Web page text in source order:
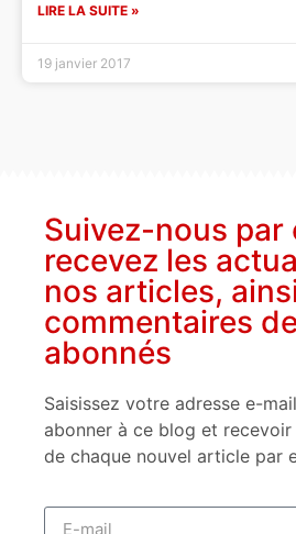
LIRE LA SUITE »
19 janvier 2017
Suivez-nous par
recevez les
nos articles,
commentaires
abonnés
Saisissez votre adresse e-
abonner à ce blog et
de chaque nouvel article par